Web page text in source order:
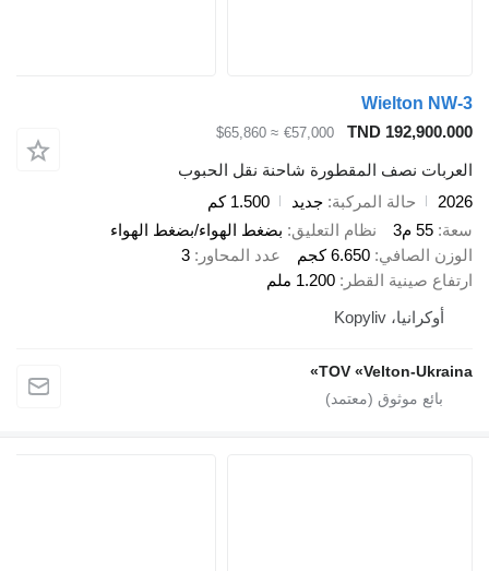
Wielton NW-3
TND 192,900.000
€57,000
≈ $65,860
العربات نصف المقطورة شاحنة نقل الحبوب
2026
حالة المركبة جديد
1.500 كم
سعة 55 م3 نظام التعليق بضغط الهواء/بضغط الهواء
الوزن الصافي 6.650 كجم عدد المحاور
3
ارتفاع صينية القطر
1.200 ملم
أوكرانيا، Kopyliv
TOV «Velton-Ukraina»